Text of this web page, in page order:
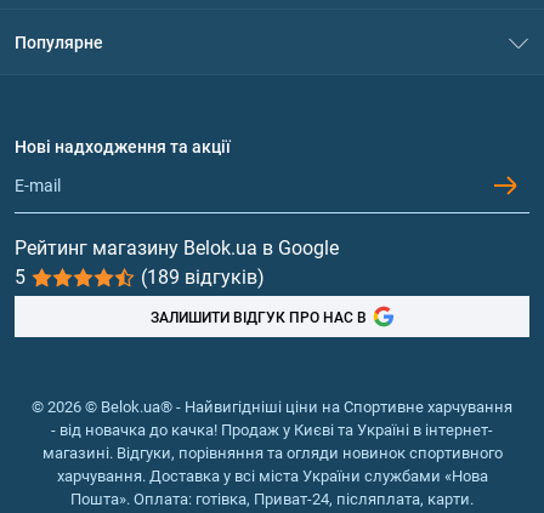
Політика конфіденційності
Обмін та повернення
Популярне
Протеїн
Гейнери
Вітаміни та мінерали
Риб'ячий жир, жирні кислоти
Нові надходження та акції
Рейтинг магазину Belok.ua в Google
5
(189 відгуків)
ЗАЛИШИТИ ВІДГУК ПРО НАС В
© 2026 © Belok.ua® - Найвигідніші ціни на Спортивне харчування
- від новачка до качка! Продаж у Києві та Україні в інтернет-
магазині. Відгуки, порівняння та огляди новинок спортивного
харчування. Доставка у всі міста України службами «Нова
Пошта». Оплата: готівка, Приват-24, післяплата, карти.